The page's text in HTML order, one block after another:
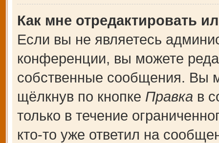
Как мне отредактировать
Если вы не являетесь
конференции, вы можете
собственные сообщения. Вы
щёлкнув по кнопке Правка в
только в течение
кто-то уже ответил на